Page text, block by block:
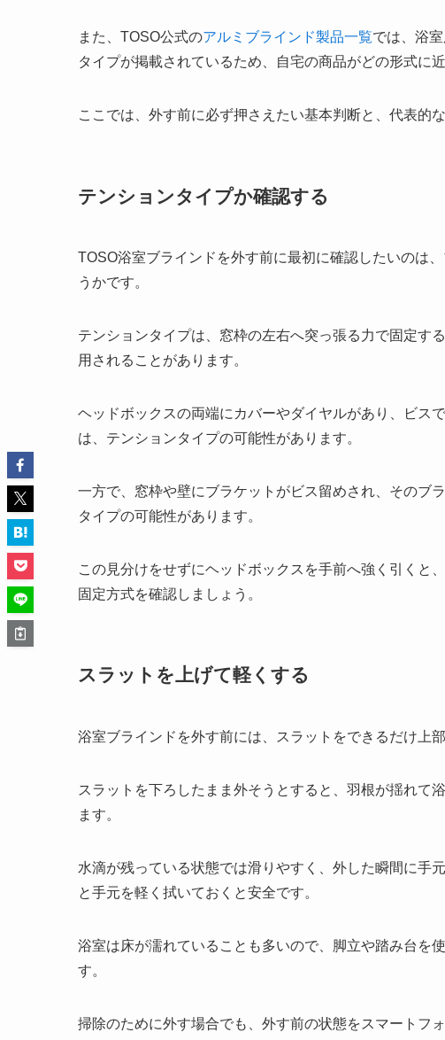
また、TOSO公式のアルミブラインド製品一覧では、浴
タイプが掲載されているため、自宅の商品がどの形式に
ここでは、外す前に必ず押さえたい基本判断と、代表的
テンションタイプか確認する
TOSO浴室ブラインドを外す前に最初に確認したいのは
うかです。
テンションタイプは、窓枠の左右へ突っ張る力で固定す
用されることがあります。
ヘッドボックスの両端にカバーやダイヤルがあり、ビス
は、テンションタイプの可能性があります。
一方で、窓枠や壁にブラケットがビス留めされ、そのブ
タイプの可能性があります。
この見分けをせずにヘッドボックスを手前へ強く引くと
固定方式を確認しましょう。
スラットを上げて軽くする
浴室ブラインドを外す前には、スラットをできるだけ上
スラットを下ろしたまま外そうとすると、羽根が揺れて
ます。
水滴が残っている状態では滑りやすく、外した瞬間に手
と手元を軽く拭いておくと安全です。
浴室は床が濡れていることも多いので、脚立や踏み台を
す。
掃除のために外す場合でも、外す前の状態をスマートフ